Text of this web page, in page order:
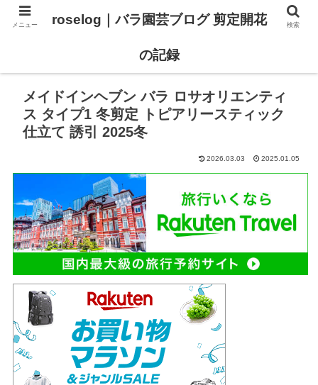
メイドインヘブン バラ ロサオリエンティ
ス タイプ1 冬剪定 トピアリースティック
仕立て 誘引 2025冬
2026.03.03 2025.01.05
メニュー roselog｜バラ園芸ブログ 剪定開花
の記録
検索